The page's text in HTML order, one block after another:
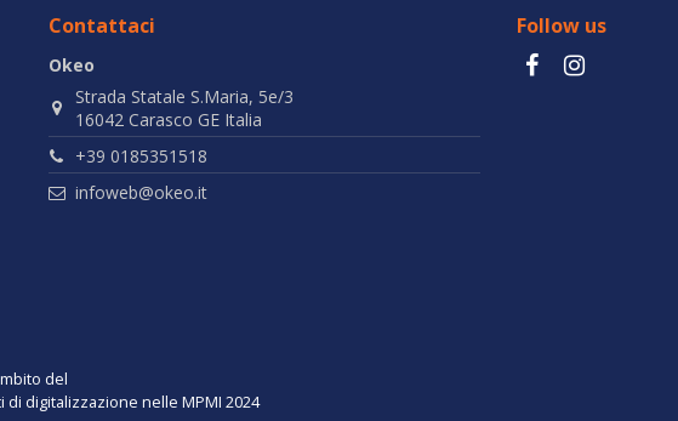
Contattaci
Okeo
Strada Statale S.Maria, 5e/3
16042 Carasco GE Italia
+39 0185351518
infoweb@okeo.it
Follow us
del
di digitalizzazione nelle MPMI 2024